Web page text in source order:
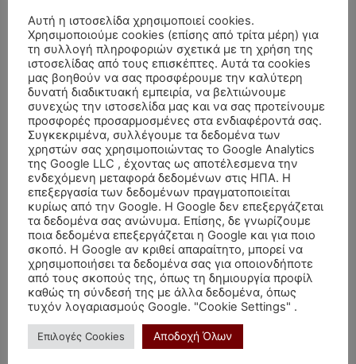
Η Σύνοδος Άρη–Ουρανού στους Διδύμους
(4 Ιουλίου 2026)
Τι έγραφε το myHoroscope για τον συνδυασμό Άρη – Ουρανού
Πολύ πριν από τη σύνοδο του Ιουλίου 2026, το myHoroscope είχε
δημοσιεύσει ένα εκτενές άρθρο...
Σας αρέσει η δουλειά μας, υποστηρίξτε μας!
ΜΕΓΑΛΗ ΕΥΚΑΙΡΙΑ (πατήστε)
Αυτή η ιστοσελίδα χρησιμοποιεί cookies.
Χρησιμοποιούμε cookies (επίσης από τρίτα μέρη) για
τη συλλογή πληροφοριών σχετικά με τη χρήση της
ιστοσελίδας από τους επισκέπτες. Αυτά τα cookies
μας βοηθούν να σας προσφέρουμε την καλύτερη
δυνατή διαδικτυακή εμπειρία, να βελτιώνουμε
συνεχώς την ιστοσελίδα μας και να σας προτείνουμε
προσφορές προσαρμοσμένες στα ενδιαφέροντά σας.
Συγκεκριμένα, συλλέγουμε τα δεδομένα των
χρηστών σας χρησιμοποιώντας το Google Analytics
της Google LLC , έχοντας ως αποτέλεσμενα την
ενδεχόμενη μεταφορά δεδομένων στις ΗΠΑ. Η
επεξεργασία των δεδομένων πραγματοποιείται
κυρίως από την Google. Η Google δεν επεξεργάζεται
τα δεδομένα σας ανώνυμα. Επίσης, δε γνωρίζουμε
ποια δεδομένα επεξεργάζεται η Google και για ποιο
σκοπό. Η Google αν κριθεί απαραίτητο, μπορεί να
χρησιμοποιήσει τα δεδομένα σας για οποιονδήποτε
από τους σκοπούς της, όπως τη δημιουργία προφίλ
καθώς τη σύνδεσή της με άλλα δεδομένα, όπως
τυχόν λογαριασμούς Google. "Cookie Settings" .
Επιλογές Cookies Αποδοχή Όλων